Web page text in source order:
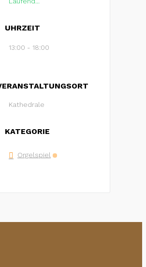
UHRZEIT
13:00 - 18:00
Kathedrale
KATEGORIE
Orgelspiel